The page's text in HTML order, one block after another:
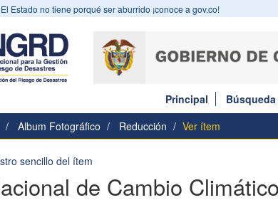
El Estado no tiene porqué ser aburrido ¡conoce a gov.co!
Principal
Album Fotográfico Reducción Ver ítem
sencillo del ítem
de Cambio Climático